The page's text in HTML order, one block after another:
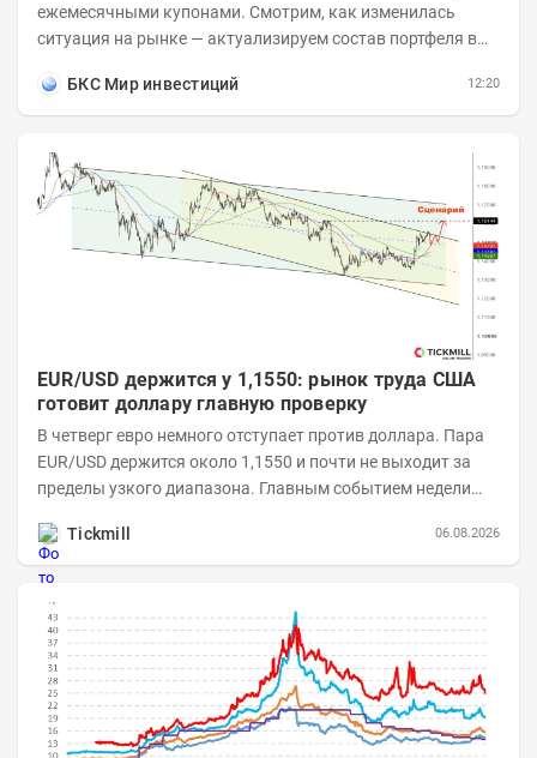
ежемесячными купонами. Смотрим, как изменилась
ситуация на рынке — актуализируем состав портфеля в
БКС Мир инвестиций
12:20
EUR/USD держится у 1,1550: рынок труда США
готовит доллару главную проверку
В четверг евро немного отступает против доллара. Пара
EUR/USD держится около 1,1550 и почти не выходит за
пределы узкого диапазона. Главным событием недели
Tickmill
06.08.2026